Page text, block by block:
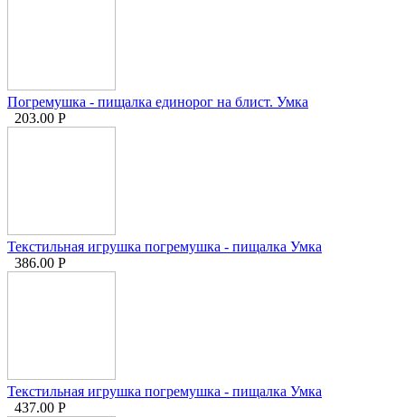
Погремушка - пищалка единорог на блист. Умка
203.00 Р
Текстильная игрушка погремушка - пищалка Умка
386.00 Р
Текстильная игрушка погремушка - пищалка Умка
437.00 Р